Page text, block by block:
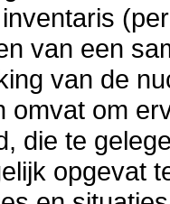
van een
van de
omvat om
die te
opgevat